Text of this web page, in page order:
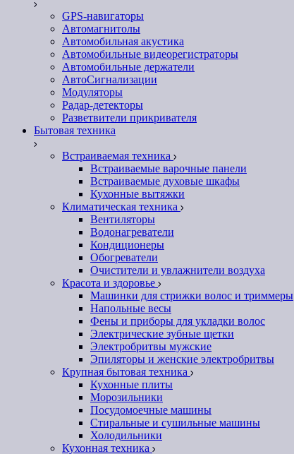
GPS-навигаторы
Автомагнитолы
Автомобильная акустика
Автомобильные видеорегистраторы
Автомобильные держатели
АвтоСигнализации
Модуляторы
Радар-детекторы
Разветвители прикривателя
Бытовая техника
Встраиваемая техника
Встраиваемые варочные панели
Встраиваемые духовые шкафы
Кухонные вытяжки
Климатическая техника
Вентиляторы
Водонагреватели
Кондиционеры
Обогреватели
Очистители и увлажнители воздуха
Красота и здоровье
Машинки для стрижки волос и триммеры
Напольные весы
Фены и приборы для укладки волос
Электрические зубные щетки
Электробритвы мужские
Эпиляторы и женские электробритвы
Крупная бытовая техника
Кухонные плиты
Морозильники
Посудомоечные машины
Стиральные и сушильные машины
Холодильники
Кухонная техника